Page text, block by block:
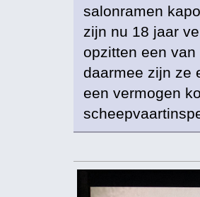
salonramen
zijn nu 18 jaar
opzitten een
daarmee zijn ze
een vermogen